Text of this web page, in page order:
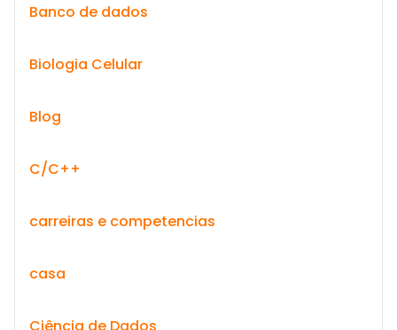
Banco de dados
Biologia Celular
Blog
C/C++
carreiras e competencias
casa
Ciência de Dados